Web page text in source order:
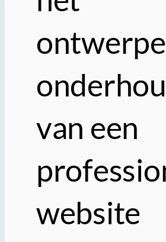
van een
website